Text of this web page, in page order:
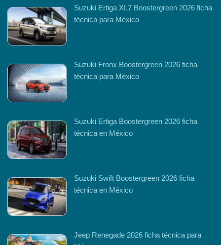
Suzuki Ertiga XL7 Boostergreen 2026 ficha
técnica para México
Suzuki Fronx Boostergreen 2026 ficha
técnica para México
Suzuki Ertiga Boostergreen 2026 ficha
técnica en México
Suzuki Swift Boostergreen 2026 ficha
técnica en México
Jeep Renegade 2026 ficha técnica para